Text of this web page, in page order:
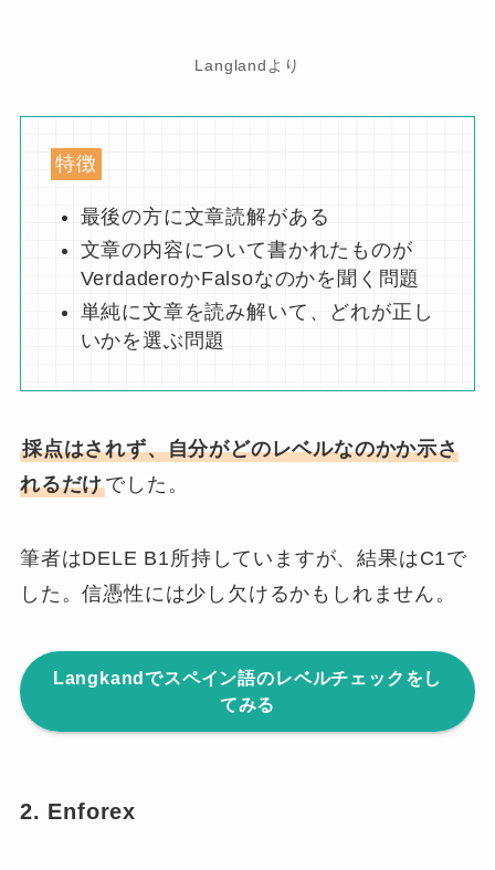
Langlandより
特徴
最後の方に文章読解がある
文章の内容について書かれたものが
VerdaderoかFalsoなのかを聞く問題
単純に文章を読み解いて、どれが正し
いかを選ぶ問題
採点はされず、自分がどのレベルなのかか示さ
れるだけでした。
筆者はDELE B1所持していますが、結果はC1で
した。信憑性には少し欠けるかもしれません。
Langkandでスペイン語のレベルチェックをし
てみる
2. Enforex